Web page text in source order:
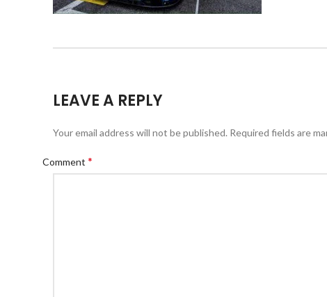
LEAVE A REPLY
Your email address will not be published. Required fields are
Comment *